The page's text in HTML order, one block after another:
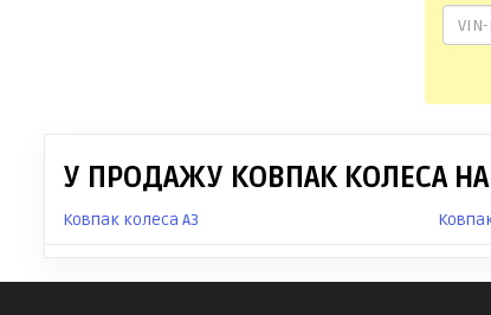
У ПРОДАЖУ КОВПАК КОЛЕСА НА
Ковпак колеса A3